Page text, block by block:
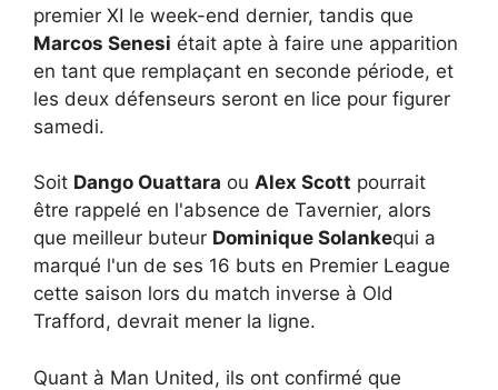
premier XI le week-end dernier, tandis que
Marcos Senesi était apte à faire une apparition
en tant que remplaçant en seconde période, et
les deux défenseurs seront en lice pour figurer
samedi.
Soit Dango Ouattara ou Alex Scott pourrait
être rappelé en l'absence de Tavernier, alors
que meilleur buteur Dominique Solankequi a
marqué l'un de ses 16 buts en Premier League
cette saison lors du match inverse à Old
Trafford, devrait mener la ligne.
Quant à Man United, ils ont confirmé que